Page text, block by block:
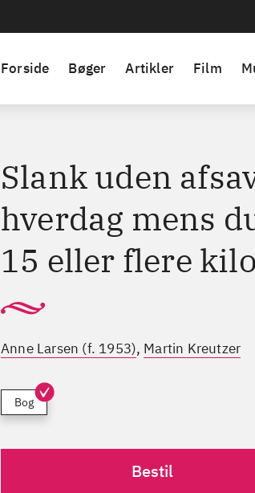
Forside Bøger Artikler Film
Slank uden
hverdag mens
15 eller flere kilo
Anne Larsen (f. 1953), Martin Kreutzer
Bog
Bestil